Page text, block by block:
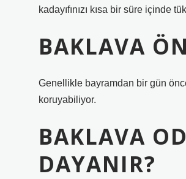
kadayıfınızı kısa bir süre içinde
BAKLAVA
Genellikle bayramdan bir gün
koruyabiliyor.
BAKLAVA
DAYANIR?